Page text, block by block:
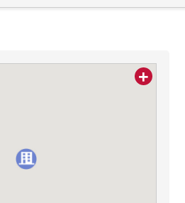
+